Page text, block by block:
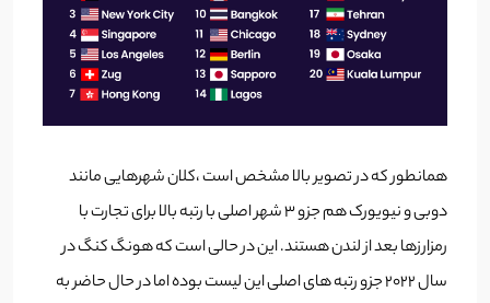
همانطور که در تصویر بالا مشخص است ،کلان شهر‌هایی مانند
دوبی و نیویورک هم جزو ۳ شهر اصلی با رتبه بالا برای تجارت با
رمزارز‌ها بعد از لندن هستند. این در حالی است که هونگ کنگ در
سال ۲۰۲۲ جزو رتبه های اصلی این لیست بوده اما در حال حاضر به